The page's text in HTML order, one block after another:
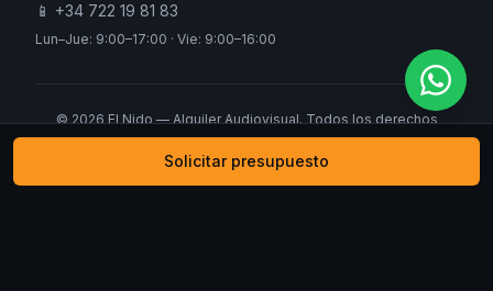
📱 +34 722 19 81 83
Lun–Jue: 9:00–17:00 · Vie: 9:00–16:00
© 2026 El Nido — Alquiler Audiovisual. Todos los derechos
reservados.
Solicitar presupuesto